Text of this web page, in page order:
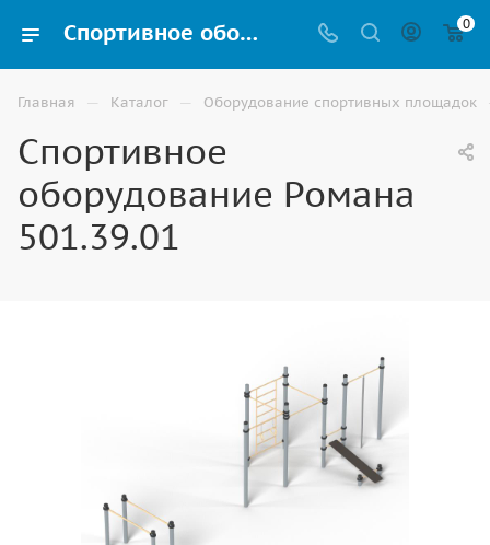
Спортивное оборудование Романа 501.39.01 для Воркаут площадки купить в Волгограде 0
Главная — Каталог — Оборудование спортивных площадок
Спортивное
оборудование Романа
501.39.01